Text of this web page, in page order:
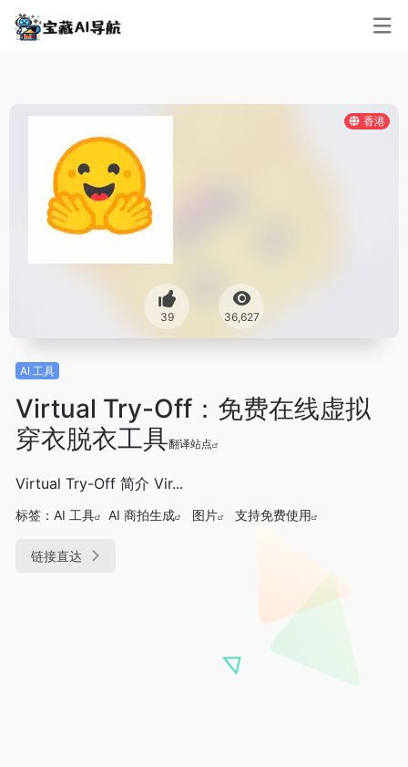
香港
39 36,627
AI 工具
Virtual Try-Off：免费在线虚拟
穿衣脱衣工具翻译站点
Virtual Try-Off 简介 Vir...
标签： AI 工具 AI 商拍生成 图片 支持免费使用
链接直达